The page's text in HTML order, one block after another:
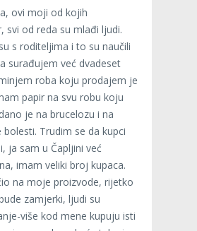
ovi moji od kojih
svi od reda su mlađi ljudi.
s roditeljima i to su naučili
surađujem već dvadeset
roba koju prodajem je
papir na svu robu koju
je na brucelozu i na
bolesti. Trudim se da kupci
ja sam u Čapljini već
imam veliki broj kupaca.
na moje proizvode, rijetko
zamjerki, ljudi su
više kod mene kupuju isti